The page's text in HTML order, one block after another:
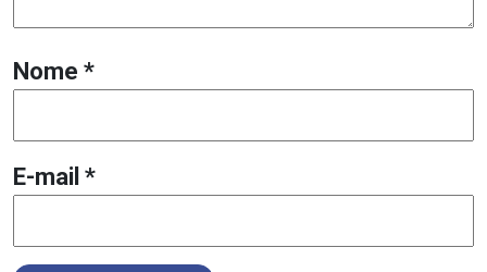
Nome *
E-mail *